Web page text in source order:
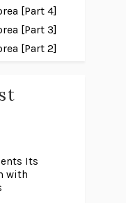
[Part 4]
[Part 3]
[Part 2]
Its
with